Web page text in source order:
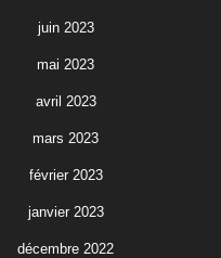
juin 2023
mai 2023
avril 2023
mars 2023
février 2023
janvier 2023
décembre 2022